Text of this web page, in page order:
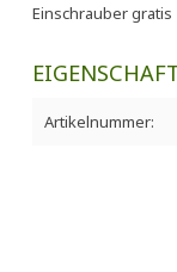
Einschrauber gratis
Artikelnummer: